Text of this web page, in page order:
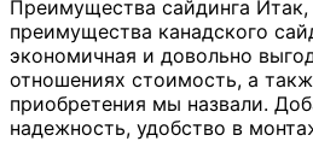
Преимущества сайдинга
преимущества канадского
экономичная и довольно
отношениях стоимость, а
приобретения мы назвали.
надежность, удобство в